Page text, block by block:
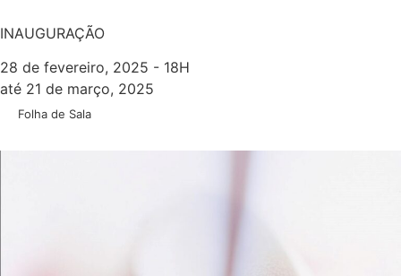
INAUGURAÇÃO
28 de fevereiro, 2025 - 18H
até 21 de março, 2025
Folha de Sala